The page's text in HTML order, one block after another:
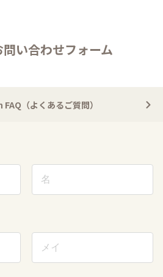
い合わせフォーム
（よくあるご質問）